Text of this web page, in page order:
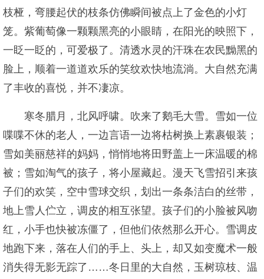
枝桠，弯腰起伏的枝条仿佛瞬间被点上了金色的小灯
笼。紫葡萄像一颗颗黑亮的小眼睛，在阳光的映照下，
一眨一眨的，可爱极了。清透水灵的汗珠在农民黝黑的
脸上，顺着一道道欢乐的笑纹欢快地流淌。大自然充满
了丰收的喜悦，并不凄凉。
寒冬腊月，北风呼啸。吹来了鹅毛大雪。雪如一位
喋喋不休的老人，一边言语一边将枯树换上素裹银装；
雪如美丽慈祥的妈妈，悄悄地将田野盖上一床温暖的棉
被；雪如淘气的孩子，将小屋藏起。漫天飞雪招引来孩
子们的欢笑，空中雪球交织，划出一条条洁白的丝带，
地上雪人伫立，调皮的相互张望。孩子们的小脸被风吻
红，小手也快被冻僵了，但他们依然那么开心。雪调皮
地跑下来，落在人们的手上、头上，却又如变魔术一般
消失得无影无踪了……冬日里的大自然，玉树琼枝、温